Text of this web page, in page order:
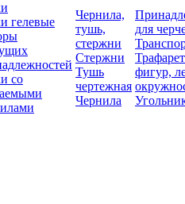
гелевые
со
Чернила,
тушь,
стержни
Стержни
Тушь
чертежная
Чернила
для
фигур,